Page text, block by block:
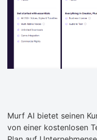
Murf AI bietet seinen
von einer kostenlosen